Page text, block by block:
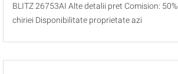
BLITZ 26753AI Alte detalii pret Comision:
chiriei Disponibilitate proprietate azi